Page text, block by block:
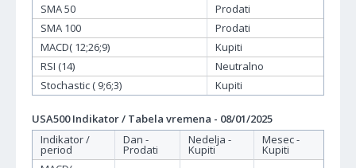
SMA 50
Prodati
SMA 100
Prodati
MACD( 12;26;9)
Kupiti
RSI (14)
Neutralno
Stochastic ( 9;6;3)
Kupiti
USA500 Indikator / Tabela vremena - 08/01/2025
Indikator /
period
Dan -
Prodati
Nedelja -
Kupiti
Mesec -
Kupiti